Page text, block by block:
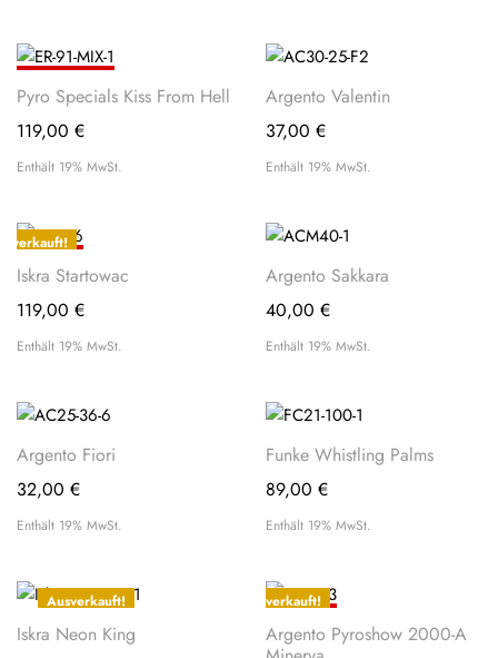
TIPP
Pyro Specials Kiss From Hell
119,00 €
Enthält 19% MwSt.
Argento Valentin
37,00 €
Enthält 19% MwSt.
TIPP
Iskra Startowac
119,00 €
Enthält 19% MwSt.
Argento Sakkara
40,00 €
Enthält 19% MwSt.
Argento Fiori
32,00 €
Enthält 19% MwSt.
Funke Whistling Palms
89,00 €
Enthält 19% MwSt.
Ausverkauft!
Iskra Neon King
Ausverkauft!
TIPP
Argento Pyroshow 2000-A